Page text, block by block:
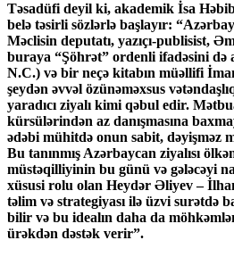
Təsadüfi deyil ki, akademik İsa
belə təsirli sözlərlə başlayır:
Məclisin deputatı, yazıçı-publisist,
buraya “Şöhrət” ordenli ifadəsini də
N.C.) və bir neçə kitabın müəllifi
şeydən əvvəl özünəməxsus
yaradıcı ziyalı kimi qəbul edir.
kürsülərindən az danışmasına
ədəbi mühitdə onun sabit, dəyişməz
Bu tanınmış Azərbaycan ziyalısı
müstəqilliyinin bu günü və gələcəyi
xüsusi rolu olan Heydər Əliyev –
təlim və strategiyası ilə üzvi surətdə
bilir və bu idealın daha da
ürəkdən dəstək verir”.